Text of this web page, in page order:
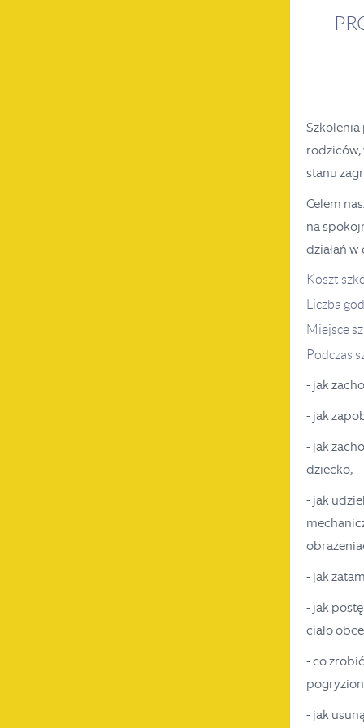
rodziców,
stanu
Celem
na
działań
Koszt
Liczba
Miejsce
Podczas
- jak
- jak
- jak
dziecko,
- jak
- jak
- jak
ciało
- co
- jak